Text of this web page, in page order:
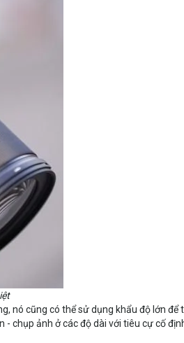
nó cũng có thể sử dụng khẩu độ lớn để
chụp ảnh ở các độ dài với tiêu cự cố